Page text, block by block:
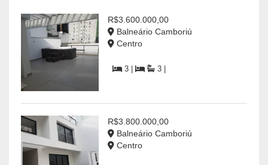
R$3.600.000,00
Balneário Camboriú
Centro
3 | 3 |
R$3.800.000,00
Balneário Camboriú
Centro